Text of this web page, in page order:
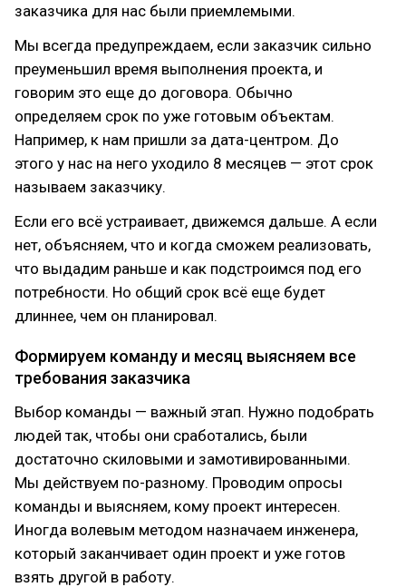
заказчика для нас были приемлемыми.
Мы всегда предупреждаем, если заказчик сильно
преуменьшил время выполнения проекта, и
говорим это еще до договора. Обычно
определяем срок по уже готовым объектам.
Например, к нам пришли за дата-центром. До
этого у нас на него уходило 8 месяцев — этот срок
называем заказчику.
Если его всё устраивает, движемся дальше. А если
нет, объясняем, что и когда сможем реализовать,
что выдадим раньше и как подстроимся под его
потребности. Но общий срок всё еще будет
длиннее, чем он планировал.
Формируем команду и месяц выясняем все
требования заказчика
Выбор команды — важный этап. Нужно подобрать
людей так, чтобы они сработались, были
достаточно скиловыми и замотивированными.
Мы действуем по-разному. Проводим опросы
команды и выясняем, кому проект интересен.
Иногда волевым методом назначаем инженера,
который заканчивает один проект и уже готов
взять другой в работу.